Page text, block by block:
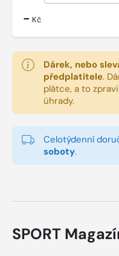
- Kč
Dárek, nebo
předplatitele.
plátce, a to
úhrady.
Celotýdenní
soboty.
SPORT